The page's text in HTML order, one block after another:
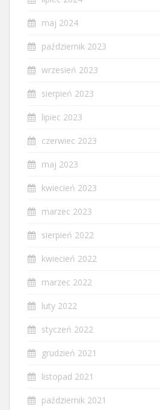
maj 2024
październik 2023
wrzesień 2023
sierpień 2023
lipiec 2023
czerwiec 2023
maj 2023
kwiecień 2023
marzec 2023
sierpień 2022
kwiecień 2022
marzec 2022
luty 2022
styczeń 2022
grudzień 2021
listopad 2021
październik 2021